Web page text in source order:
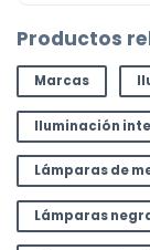
Productos
Marcas
Iluminación
Lámparas de
Lámparas